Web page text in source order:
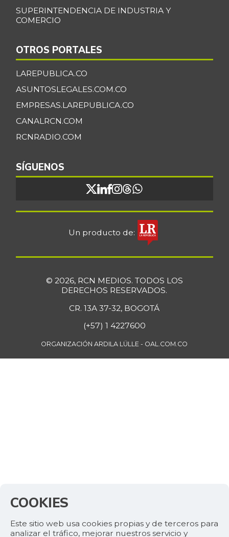
SUPERINTENDENCIA DE INDUSTRIA Y
COMERCIO
OTROS PORTALES
LAREPUBLICA.CO
ASUNTOSLEGALES.COM.CO
EMPRESAS.LAREPUBLICA.CO
CANALRCN.COM
RCNRADIO.COM
SÍGUENOS
Un producto de:
© 2026, RCN MEDIOS. TODOS LOS
DERECHOS RESERVADOS.
CR. 13A 37-32, BOGOTÁ
(+57) 1 4227600
ORGANIZACIÓN ARDILA LÜLLE - OAL.COM.CO
COOKIES
Este sitio web usa cookies propias y de terceros para
analizar el tráfico, mejorar nuestros servicio y